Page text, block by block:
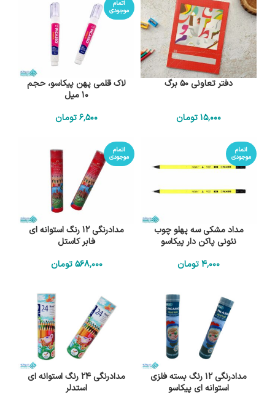
دفتر تعاونی 50 برگ
15٬000تومان
اتمام
موجودی
لاک قلمی پهن پیکاسو، حجم
10 میل
6٬500تومان
اتمام
موجودی
مداد مشکی سه پهلو چوب
نئونی پاکن دار پیکاسو
4٬000تومان
اتمام
موجودی
مدادرنگی 12 رنگ استوانه ای
فابر کاستل
568٬000 تومان
مدادرنگی 12 رنگ بسته فلزی
استوانه ای پیکاسو
مدادرنگی 24 رنگ استوانه ای
استدلر